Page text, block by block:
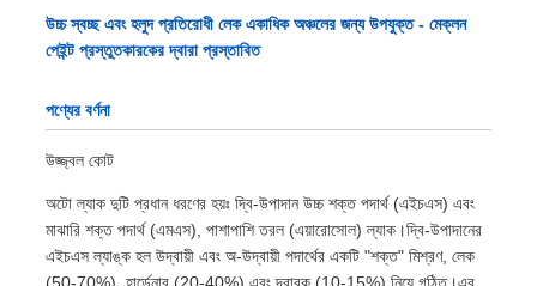
নীতিউচ্চ স্বচ্ছ এবং হলুদ প্রতিরোধী লেক একাধিক অঞ্চলের জন্য উপযুক্ত - মেক্লন
পেইন্ট প্রস্তুতকারকের দ্বারা প্রস্তাবিত
পণ্যের বর্ণনা
উজ্জ্বল কোট
অটো ল্যাক দুটি প্রধান ধরণের হয়ঃ দ্বি-উপাদান উচ্চ শক্ত পদার্থ (এইচএস) এবং
মাঝারি শক্ত পদার্থ (এমএস), পাশাপাশি তরল (এয়ারোসোল) ল্যাক।দ্বি-উপাদানের
এইচএস ল্যাঙ্ক হল উদ্বায়ী এবং অ-উদ্বায়ী পদার্থের একটি "শক্ত" মিশ্রণ, লেক